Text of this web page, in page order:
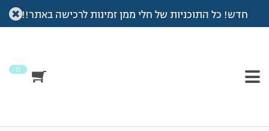
חדש! כל התוכניות של חלי ממן זמינות לרכישה באתר!!
0
עמוד הבית >דיונים>פורום >תפריט חורף 1500 – שאלה לאורנה
מוצגות 2 תגובות – 1 עד 2 (מתוך 2 סה״כ)